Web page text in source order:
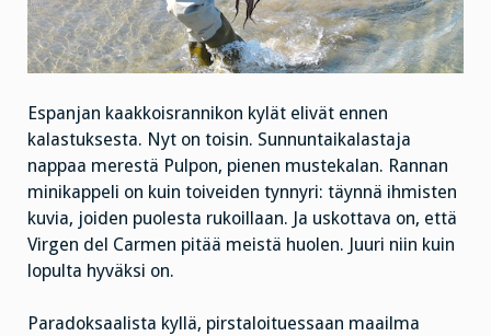
Espanjan kaakkoisrannikon kylät elivät ennen
kalastuksesta. Nyt on toisin. Sunnuntaikalastaja
nappaa merestä Pulpon, pienen mustekalan. Rannan
minikappeli on kuin toiveiden tynnyri: täynnä ihmisten
kuvia, joiden puolesta rukoillaan. Ja uskottava on, että
Virgen del Carmen pitää meistä huolen. Juuri niin kuin
lopulta hyväksi on.
Paradoksaalista kyllä, pirstaloituessaan maailma